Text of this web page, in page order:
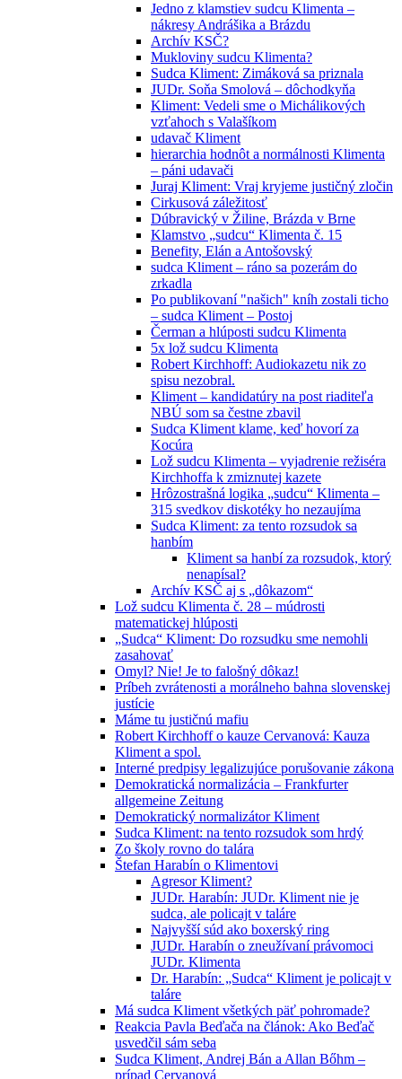
Jedno z klamstiev sudcu Klimenta –
nákresy Andrášika a Brázdu
Archív KSČ?
Mukloviny sudcu Klimenta?
Sudca Kliment: Zimáková sa priznala
JUDr. Soňa Smolová – dôchodkyňa
Kliment: Vedeli sme o Michálikových
vzťahoch s Valašíkom
udavač Kliment
hierarchia hodnôt a normálnosti Klimenta
– páni udavači
Juraj Kliment: Vraj kryjeme justičný zločin
Cirkusová záležitosť
Dúbravický v Žiline, Brázda v Brne
Klamstvo „sudcu“ Klimenta č. 15
Benefity, Elán a Antošovský
sudca Kliment – ráno sa pozerám do
zrkadla
Po publikovaní "našich" kníh zostali ticho
– sudca Kliment – Postoj
Čerman a hlúposti sudcu Klimenta
5x lož sudcu Klimenta
Robert Kirchhoff: Audiokazetu nik zo
spisu nezobral.
Kliment – kandidatúry na post riaditeľa
NBÚ som sa čestne zbavil
Sudca Kliment klame, keď hovorí za
Kocúra
Lož sudcu Klimenta – vyjadrenie režiséra
Kirchhoffa k zmiznutej kazete
Hrôzostrašná logika „sudcu“ Klimenta –
315 svedkov diskotéky ho nezaujíma
Sudca Kliment: za tento rozsudok sa
hanbím
Kliment sa hanbí za rozsudok, ktorý
nenapísal?
Archív KSČ aj s „dôkazom“
Lož sudcu Klimenta č. 28 – múdrosti
matematickej hlúposti
„Sudca“ Kliment: Do rozsudku sme nemohli
zasahovať
Omyl? Nie! Je to falošný dôkaz!
Príbeh zvrátenosti a morálneho bahna slovenskej
justície
Máme tu justičnú mafiu
Robert Kirchhoff o kauze Cervanová: Kauza
Kliment a spol.
Interné predpisy legalizujúce porušovanie zákona
Demokratická normalizácia – Frankfurter
allgemeine Zeitung
Demokratický normalizátor Kliment
Sudca Kliment: na tento rozsudok som hrdý
Zo školy rovno do talára
Štefan Harabín o Klimentovi
Agresor Kliment?
JUDr. Harabín: JUDr. Kliment nie je
sudca, ale policajt v taláre
Najvyšší súd ako boxerský ring
JUDr. Harabín o zneužívaní právomoci
JUDr. Klimenta
Dr. Harabín: „Sudca“ Kliment je policajt v
taláre
Má sudca Kliment všetkých päť pohromade?
Reakcia Pavla Beďača na článok: Ako Beďač
usvedčil sám seba
Sudca Kliment, Andrej Bán a Allan Bőhm –
prípad Cervanová